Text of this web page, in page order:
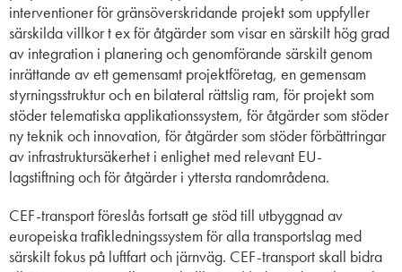
interventioner för gränsöverskridande projekt som uppfyller
särskilda villkor t ex för åtgärder som visar en särskilt hög grad
av integration i planering och genomförande särskilt genom
inrättande av ett gemensamt projektföretag, en gemensam
styrningsstruktur och en bilateral rättslig ram, för projekt som
stöder telematiska applikationssystem, för åtgärder som stöder
ny teknik och innovation, för åtgärder som stöder förbättringar
av infrastruktursäkerhet i enlighet med relevant EU-
lagstiftning och för åtgärder i yttersta randområdena.
CEF-transport föreslås fortsatt ge stöd till utbyggnad av
europeiska trafikledningssystem för alla transportslag med
särskilt fokus på luftfart och järnväg. CEF-transport skall bidra